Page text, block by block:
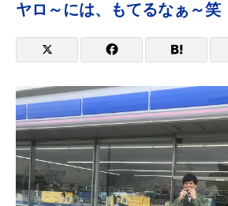
ヤロ～には、もてるなぁ～笑